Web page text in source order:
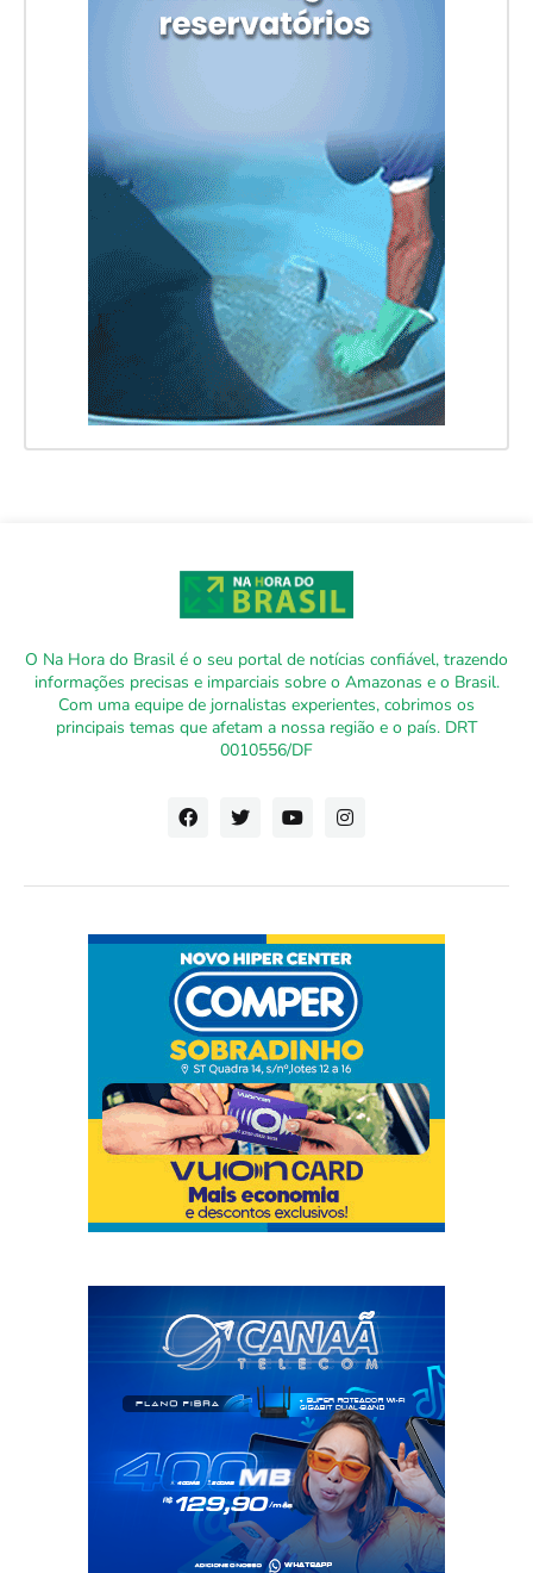
O Na Hora do Brasil é o seu portal de notícias confiável, trazendo
informações precisas e imparciais sobre o Amazonas e o Brasil.
Com uma equipe de jornalistas experientes, cobrimos os
principais temas que afetam a nossa região e o país. DRT
0010556/DF